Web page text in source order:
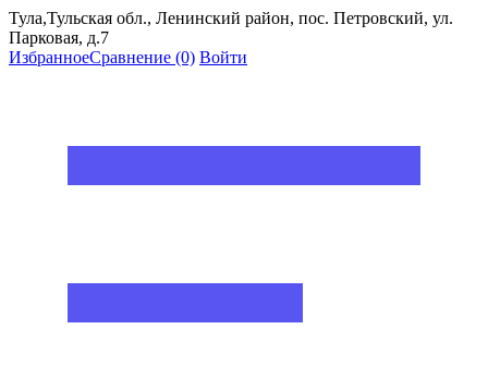
Тула,Тульская обл., Ленинский район, пос. Петровский, ул.
Парковая, д.7
ИзбранноеСравнение (0) Войти